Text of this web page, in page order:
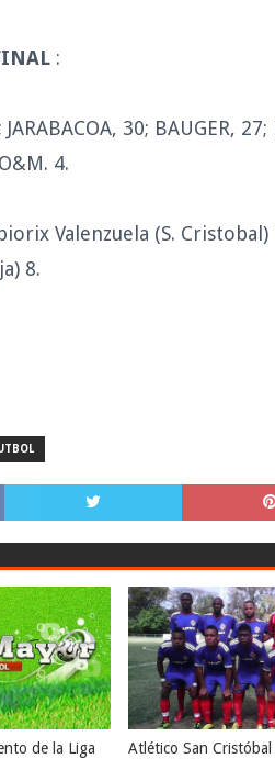
:
30; BAUGER,
4.
Valenzuela (S.
8.
de la Liga
Atlético San